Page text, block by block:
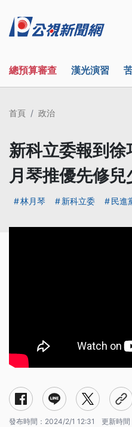
總預算審查 漢光演習
首頁 政治
新科立委報到
月琴推優先修兒
林月琴 新科立委 民進
發布時間： 2024/2/1 12:31 更新時間